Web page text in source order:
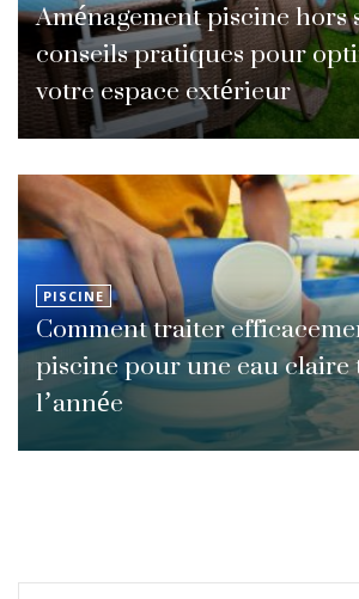
Aménagement piscine hors
conseils pratiques pour
votre espace extérieur
PISCINE
Comment traiter
piscine pour une eau
l’année